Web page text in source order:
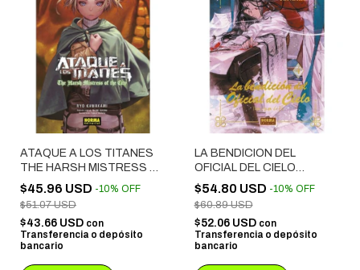
ATAQUE A LOS TITANES
THE HARSH MISTRESS OF
THE CITY, NOVELA
$45.96 USD -10% OFF
$51.07 USD
$43.66 USD con
Transferencia o depósito
bancario
LA BENDICION DEL
OFICIAL DEL CIELO
NOVELA # 04 EDICION
ESPECIAL
$54.80 USD -10% OFF
$60.89 USD
$52.06 USD con
Transferencia o depósito
bancario